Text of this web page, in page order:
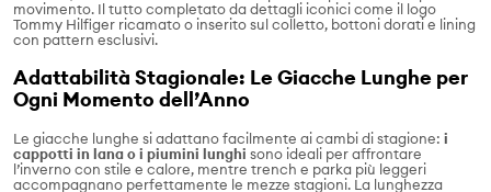
movimento. Il tutto completato da dettagli iconici come il logo
Tommy Hilfiger ricamato o inserito sul colletto, bottoni dorati e lining
con pattern esclusivi.
Adattabilità Stagionale: Le Giacche Lunghe per
Ogni Momento dell’Anno
Le giacche lunghe si adattano facilmente ai cambi di stagione: i
cappotti in lana o i piumini lunghi sono ideali per affrontare
l’inverno con stile e calore, mentre trench e parka più leggeri
accompagnano perfettamente le mezze stagioni. La lunghezza